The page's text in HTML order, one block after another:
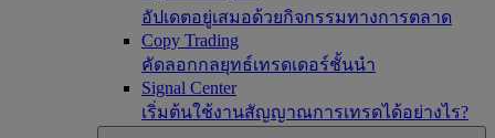
อัปเดตอยู่เสมอด้วยกิจกรรมทางการตลาด
Copy Trading
คัดลอกกลยุทธ์เทรดเดอร์ชั้นนำ
Signal Center
เริ่มต้นใช้งานสัญญาณการเทรดได้อย่างไร?